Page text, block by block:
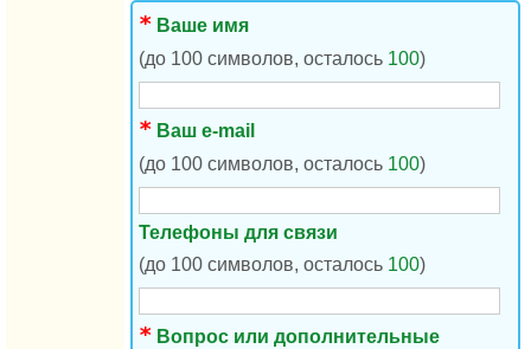
Ваше имя
(до 100 символов, осталось 100)
Ваш e-mail
(до 100 символов, осталось 100)
Телефоны для связи
(до 100 символов, осталось 100)
Вопрос или дополнительные